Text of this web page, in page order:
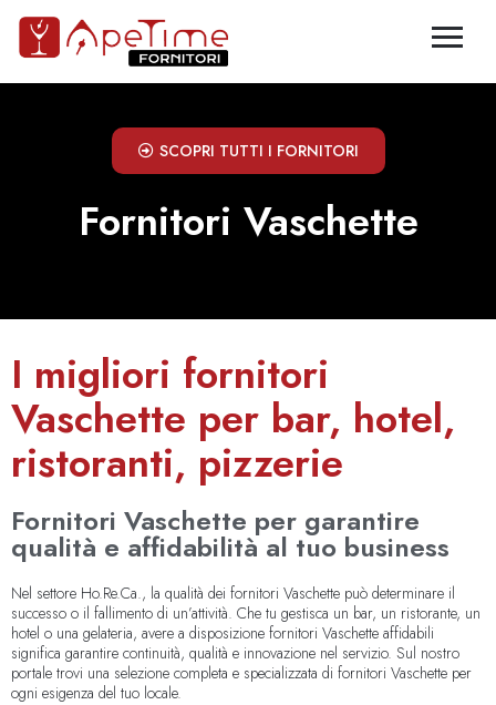
SCOPRI TUTTI I FORNITORI
Fornitori Vaschette
I migliori fornitori
Vaschette per bar, hotel,
ristoranti, pizzerie
Fornitori Vaschette per garantire
qualità e affidabilità al tuo business
Nel settore Ho.Re.Ca., la qualità dei fornitori Vaschette può determinare il
successo o il fallimento di un’attività. Che tu gestisca un bar, un ristorante, un
hotel o una gelateria, avere a disposizione fornitori Vaschette affidabili
significa garantire continuità, qualità e innovazione nel servizio. Sul nostro
portale trovi una selezione completa e specializzata di fornitori Vaschette per
ogni esigenza del tuo locale.